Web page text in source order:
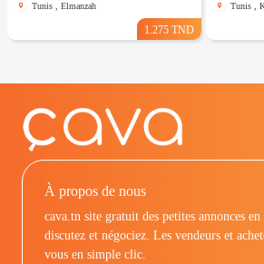
Tunis , Elmanzah
1.275 TND
Tunis ,
À propos de nous
cava.tn site gratuit des petites annonces
discutez et négociez. Les vendeurs et
vous en simple clic.